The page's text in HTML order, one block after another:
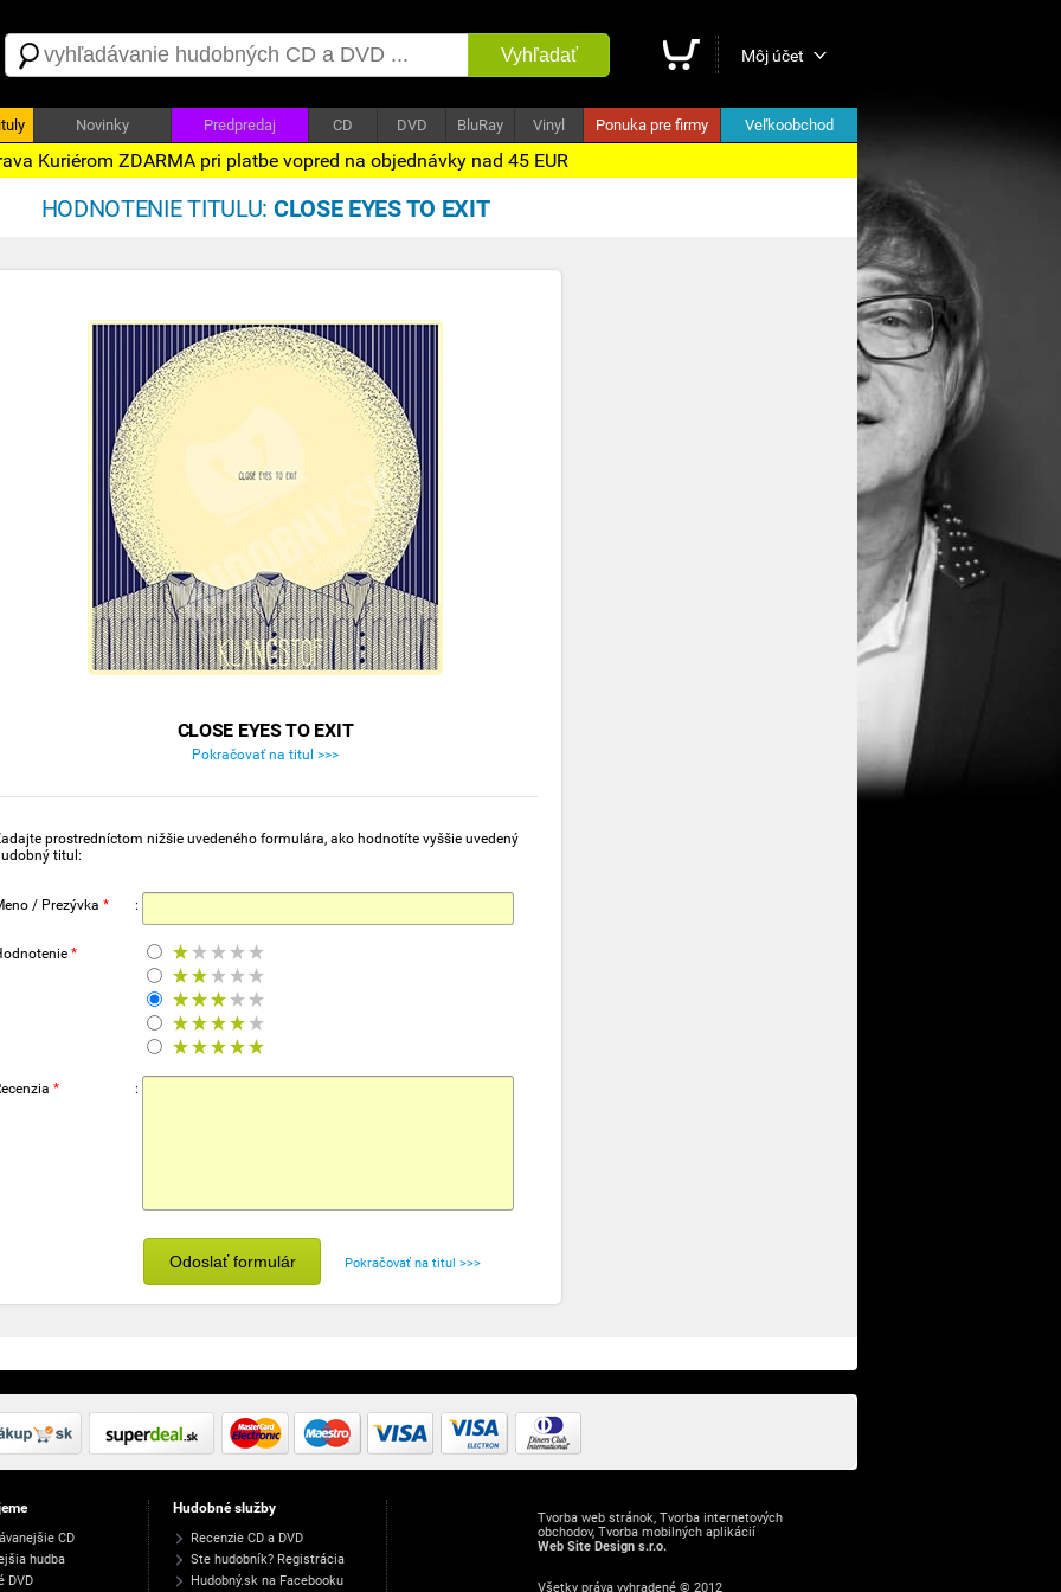
Vyhľadať Môj účet
Novinky Predpredaj CD DVD BluRay Vinyl Ponuka pre firmy Veľkoobchod
Kuriérom ZDARMA pri platbe vopred na objednávky nad 45 EUR
HODNOTENIE TITULU: CLOSE EYES TO EXIT
CLOSE EYES TO EXIT
Pokračovať na titul >>>
prostredníctom nižšie uvedeného formulára, ako hodnotíte vyššie uvedený
titul:
/ Prezývka * :
*
* :
Odoslať formulár Pokračovať na titul >>>
CD
hudba
DVD
Hudobné služby
Recenzie CD a DVD
Ste hudobník? Registrácia
Hudobný.sk na Facebooku
Tvorba web stránok, Tvorba internetových
obchodov, Tvorba mobilných aplikácií
Web Site Design s.r.o.
Všetky práva vyhradené © 2012